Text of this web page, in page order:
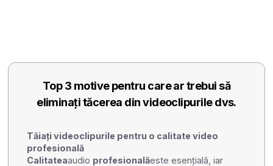
Top 3 motive pentru care ar trebui să
eliminați tăcerea din videoclipurile dvs.
Tăiați videoclipurile pentru o calitate video
profesională
‍Calitateaaudio profesionalăeste esențială, iar